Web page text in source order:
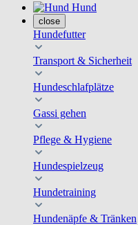
Hund
close
Hundefutter
Transport & Sicherheit
Hundeschlafplätze
Gassi gehen
Pflege & Hygiene
Hundespielzeug
Hundetraining
Hundenäpfe & Tränken